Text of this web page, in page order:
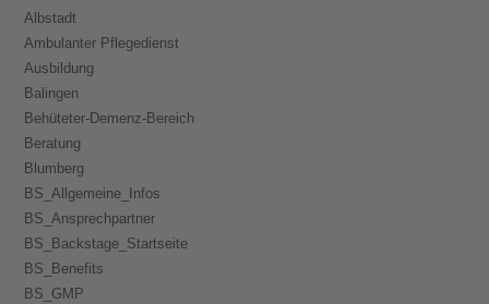
Albstadt
Ambulanter Pflegedienst
Ausbildung
Balingen
Behüteter-Demenz-Bereich
Beratung
Blumberg
BS_Allgemeine_Infos
BS_Ansprechpartner
BS_Backstage_Startseite
BS_Benefits
BS_GMP